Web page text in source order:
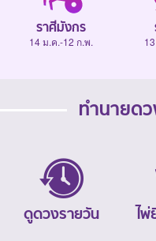
ราศีมังกร
14 ม.ค.-12 ก.พ.
ทำนายดว
ดูดวงรายวัน ไ